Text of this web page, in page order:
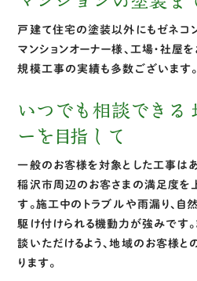
戸建て住宅の塗装以外にもゼネコン
マンションオーナー様、工場・社屋
規模工事の実績も多数ございます。
いつでも相談できる
ーを目指して
一般のお客様を対象とした工事は
稲沢市周辺のお客さまの満足度を
す。施工中のトラブルや雨漏り、自
駆け付けられる機動力が強みです
談いただけるよう、地域のお客様と
ります。